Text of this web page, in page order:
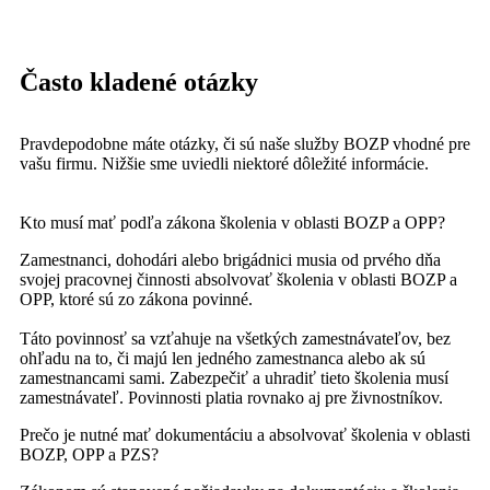
Často kladené otázky
Pravdepodobne máte otázky, či sú naše služby BOZP vhodné pre
vašu firmu. Nižšie sme uviedli niektoré dôležité informácie.
Kto musí mať podľa zákona školenia v oblasti BOZP a OPP?
Zamestnanci, dohodári alebo brigádnici musia od prvého dňa
svojej pracovnej činnosti absolvovať školenia v oblasti BOZP a
OPP, ktoré sú zo zákona povinné.
Táto povinnosť sa vzťahuje na všetkých zamestnávateľov, bez
ohľadu na to, či majú len jedného zamestnanca alebo ak sú
zamestnancami sami. Zabezpečiť a uhradiť tieto školenia musí
zamestnávateľ. Povinnosti platia rovnako aj pre živnostníkov.
Prečo je nutné mať dokumentáciu a absolvovať školenia v oblasti
BOZP, OPP a PZS?